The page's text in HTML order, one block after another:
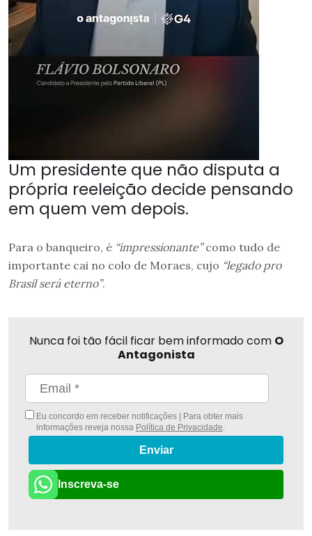
Um presidente que não disputa a
própria reeleição decide pensando
em quem vem depois.
Para o banqueiro, é “impressionante”como tudo de
importante cai no colo de Moraes, cujo “legado pro
Brasil será eterno”.
Nunca foi tão fácil ficar bem informado com O
Antagonista
Eu concordo em receber notificações | Para obter mais
informações reveja nossa Política de Privacidade.
Enviar
Inscreva-se